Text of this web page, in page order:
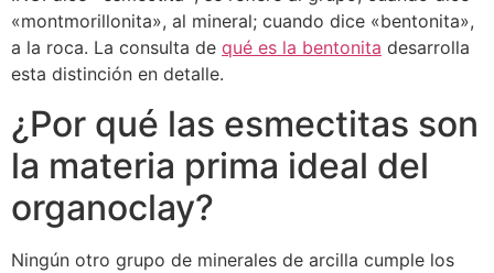
«montmorillonita», al mineral; cuando dice «bentonita»,
a la roca. La consulta de qué es la bentonita desarrolla
esta distinción en detalle.
¿Por qué las esmectitas son
la materia prima ideal del
organoclay?
Ningún otro grupo de minerales de arcilla cumple los